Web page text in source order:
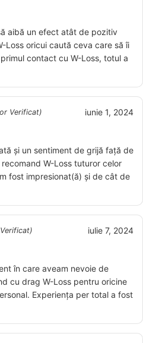
aibă un efect atât de pozitiv
Loss oricui caută ceva care să îi
contact cu W-Loss, totul a
Verificat) iunie 1, 2024
și un sentiment de grijă față de
W-Loss tuturor celor
fost impresionat(ă) și de cât de
iulie 7, 2024
în care aveam nevoie de
cu drag W-Loss pentru oricine
Experiența per total a fost